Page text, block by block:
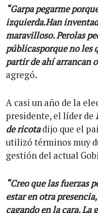
“Garpa pegarme
izquierda.Han
maravilloso. Perolas
públicasporque no les
partir de ahí arrancan
agregó.
A casi un año de la
presidente, el líder de
de ricotadijo que el
utilizó términos muy
gestión del actual
“Creo que las fuerzas
estar en otra
cagando en la cara. La